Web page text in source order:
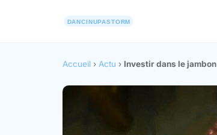
Accueil › Actu › Investir dans le